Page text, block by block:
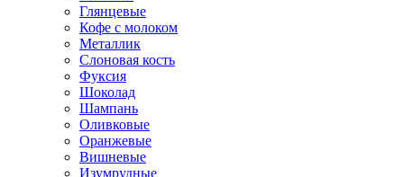
Глянцевые
Кофе с молоком
Металлик
Слоновая кость
Фуксия
Шоколад
Шампань
Оливковые
Оранжевые
Вишневые
Изумрудные